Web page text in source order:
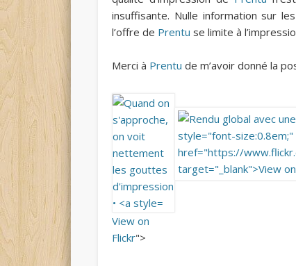
insuffisante. Nulle information sur
l’offre de Prentu se limite à
Merci à Prentu de m’avoir donné la
View on
Flickr">